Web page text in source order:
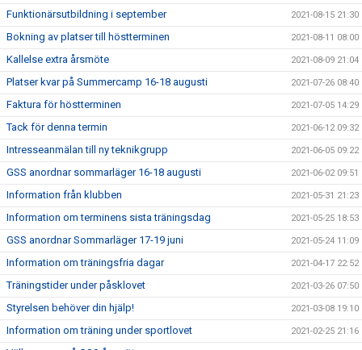
Funktionärsutbildning i september 2021-08-15 21:30
Bokning av platser till höstterminen 2021-08-11 08:00
Kallelse extra årsmöte 2021-08-09 21:04
Platser kvar på Summercamp 16-18 augusti 2021-07-26 08:40
Faktura för höstterminen 2021-07-05 14:29
Tack för denna termin 2021-06-12 09:32
Intresseanmälan till ny teknikgrupp 2021-06-05 09:22
GSS anordnar sommarläger 16-18 augusti 2021-06-02 09:51
Information från klubben 2021-05-31 21:23
Information om terminens sista träningsdag 2021-05-25 18:53
GSS anordnar Sommarläger 17-19 juni 2021-05-24 11:09
Information om träningsfria dagar 2021-04-17 22:52
Träningstider under påsklovet 2021-03-26 07:50
Styrelsen behöver din hjälp! 2021-03-08 19:10
Information om träning under sportlovet 2021-02-25 21:16